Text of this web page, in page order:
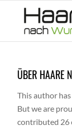
ÜBER HAARE
This author
But we are
contributed 26